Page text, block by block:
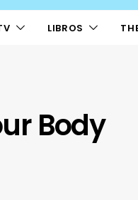
LIBROS
Body